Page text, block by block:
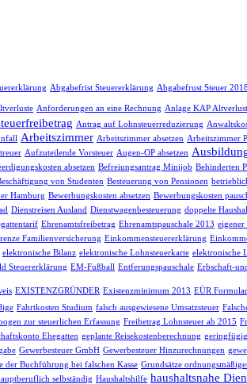
Abgabefrist Steuererklärung Abgabefrust Steuer 2018
Anforderungen an eine Rechnung Anlage KAP
Antrag auf Lohnsteuerreduzierung
Arbeitszimmer Arbeitszimmer absetzen Arbeitszimmer
Aufzuteilende Vorsteuer Augen-OP absetzen
absetzen Befreiungsantrag Minijob Behinderten
von Studenten Besteuerung von Pensionen
Hamburg Bewerbungskosten absetzen Bewerbungskosten
Dienstreisen Ausland Dienstwagenbesteuerung doppelte
Ehrenamtsfreibetrag Ehrenamtspauschale 2013 eigener
Familienversicherung Einkommensteuererklärung
elektronische Bilanz elektronische Lohnsteuerkarte elektronische
Steuererklärung EM-Fußball Entferungspauschale Erbschaft-
EXISTENZGRÜNDER Existenzminimum 2013 EÜR Formular
Fahrtkosten Studium falsch ausgewiesene Umsatzsteuer
zur steuerlichen Erfassung Freibetrag Lohnsteuer ab 2015
Ehegatten geplante Reisekostenberechnung
Gewerbesteuer GmbH Gewerbesteuer Hinzurechnungen
der Buchführung bei falschen Kasse Grundsätze
selbständig Haushaltshilfe haushaltsnahe